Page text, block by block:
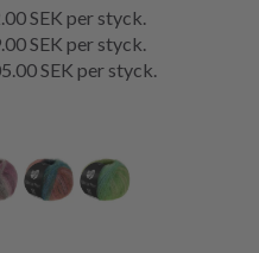
SEK per styck.
SEK per styck.
SEK per styck.